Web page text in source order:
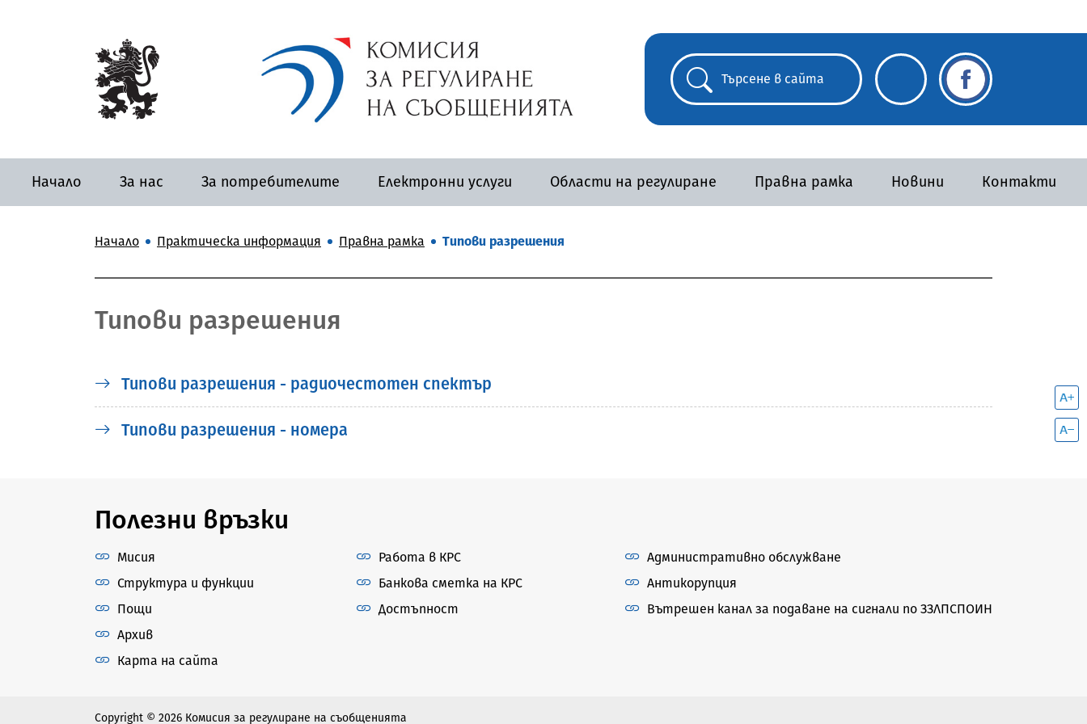
Начало За нас За потребителите Електронни услуги Области на регулиране Правна рамка Новини Контакти
Начало Практическа информация Правна рамка Типови разрешения
Типови разрешения
Типови разрешения - радиочестотен спектър
Типови разрешения - номера
Полезни връзки
Мисия
Структура и функции
Пощи
Архив
Карта на сайта
Работа в КРС
Банкова сметка на КРС
Достъпност
Административно обслужване
Антикорупция
Вътрешен канал за подаване на сигнали по ЗЗЛПСПОИН
Copyright © 2026 Комисия за регулиране на съобщенията